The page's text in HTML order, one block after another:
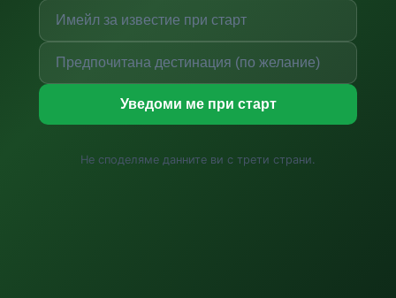
Уведоми ме при старт
Не споделяме данните ви с трети страни.